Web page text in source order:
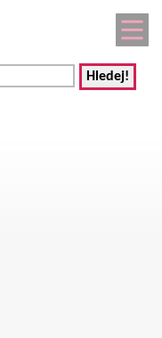
Hledej!